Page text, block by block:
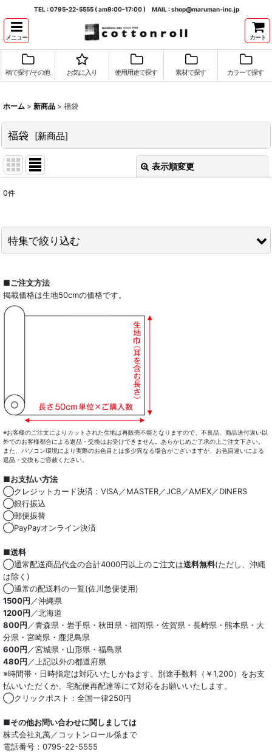
TEL : 0795-22-5555 ( am9:00-17:00 ) MAIL : shop@maruman-inc.jp
メニュー カート
柄で探す/その他 お気に入り 使用用途で探す 素材で探す カラーで探す
ホーム > 新商品 > 福袋
福袋 [新商品]
表示順変更
並び順 :
0件
特集で絞り込む
ドレスシャツ
コート・ボトム・バッグ
マスク
小物類
綿100％
麻混
ストレッチ
オーガニック
和紙混生地
ポリエステル混
テンセル混
キュプラ/レーヨン混
シルク混
ウール混
トリアセテート混
■ご注文方法
掲載価格は生地50cmの価格です。
※お客様のご注文によりカットされた生地は再販売不能となりますので、不良品、商品送付違い以
外でのお客様都合による返品・交換はお受けできません。あらかじめご了承の上ご注文下さい。
また、パソコン環境により実際のお色目とは多少異なる場合がございますが、お色目違いによる
返品・交換もご容赦ください。
■お支払い方法
◯クレジットカード決済：VISA／MASTER／JCB／AMEX／DINERS
◯銀行振込
◯郵便振替
◯PayPayオンライン決済
■送料
◯通常配送商品代金の合計4000円以上のご注文は送料無料(ただし、沖縄
は除く)
◯通常の配送料の一覧(佐川急便使用)
1500円 ／沖縄県
1200円 ／北海道
800円 ／青森県・岩手県・秋田県・福岡県・佐賀県・長崎県・熊本県・大
分県・宮崎県・鹿児島県
600円 ／宮城県・山形県・福島県
480円 ／上記以外の都道府県
※時間帯・日時指定は対応いたしかねます。別途手数料（￥1,200）をお支
払いいただくか、宅配便再配達等にて対応をお願いいたします。
◯クリックポスト：全国一律250円
■その他お問い合わせに関しましては
株式会社丸萬／コットンロール係まで
電話番号：0795-22-5555